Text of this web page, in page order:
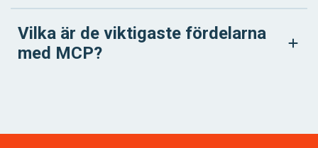
Vilka är de viktigaste fördelarna
med MCP?